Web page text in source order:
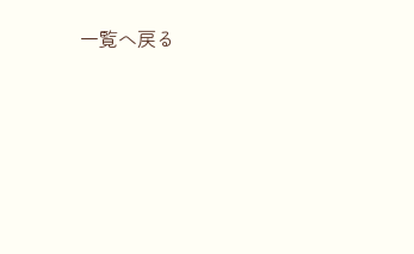
一覧へ戻る